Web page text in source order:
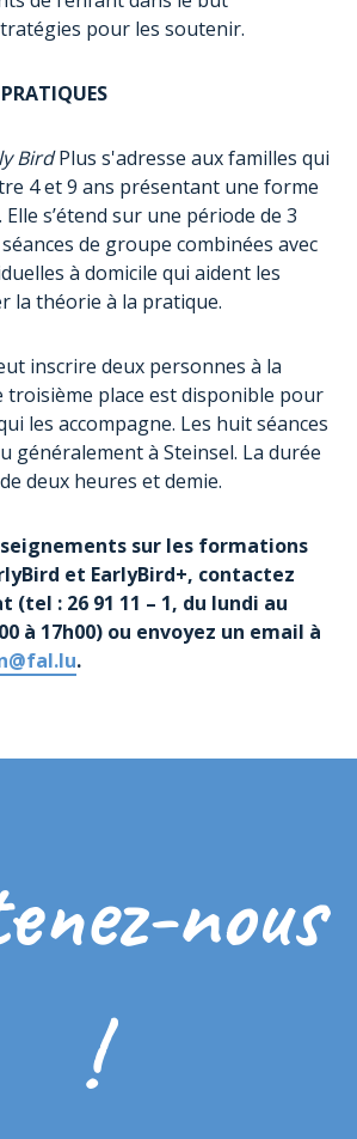
pour les soutenir.
BirdPlus s'adresse aux familles qui
4 et 9 ans présentant une forme
s’étend sur une période de 3
de groupe combinées avec
à domicile qui aident les
la théorie à la pratique.
inscrire deux personnes à la
place est disponible pour
les accompagne. Les huit séances
généralement à Steinsel. La durée
deux heures et demie.
sur les formations
et EarlyBird+, contactez
: 26 91 11 – 1, du lundi au
à 17h00) ou envoyez un email à
.
nous
!